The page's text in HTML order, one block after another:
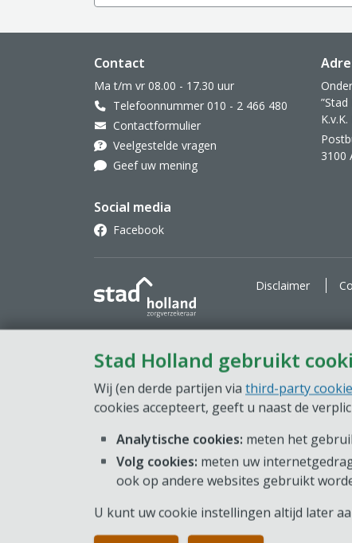
Stad Holland gebruikt
Wij (en derde partijen via third-party
cookies accepteert, geeft u naast de
Analytische cookies: meten het
Volg cookies: meten uw
ook op andere websites gebruikt
U kunt uw cookie instellingen altijd later
Website footer
Contact
Ma t/m vr 08.00 - 17.30 uur
Telefoonnummer 010 - 2 466 480
Contactformulier
Veelgestelde vragen
Geef uw mening
Social media
Facebook
3100
Stad Holland Zorgverzekeraar
Disclaimer